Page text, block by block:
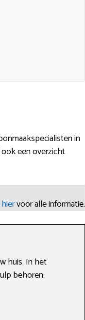
in
ook een overzicht
voor alle informatie.
huis. In het
behoren: